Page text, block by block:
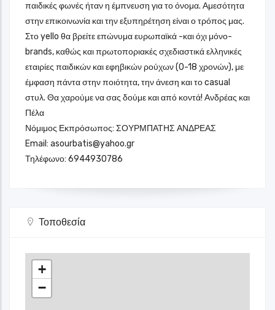
παιδικές φωνές ήταν η έμπνευση για το όνομα. Αμεσότητα
στην επικοινωνία και την εξυπηρέτηση είναι ο τρόπος μας.
Στο yello θα βρείτε επώνυμα ευρωπαϊκά -και όχι μόνο-
brands, καθώς και πρωτοποριακές σχεδιαστικά ελληνικές
εταιρίες παιδικών και εφηβικών ρούχων (0-18 χρονών), με
έμφαση πάντα στην ποιότητα, την άνεση και το casual
στυλ. Θα χαρούμε να σας δούμε και από κοντά! Ανδρέας και
Πέλα
Νόμιμος Εκπρόσωπος: ΣΟΥΡΜΠΑΤΗΣ ΑΝΔΡΕΑΣ
Email: asourbatis@yahoo.gr
Τηλέφωνο: 6944930786
Τοποθεσία
+
−